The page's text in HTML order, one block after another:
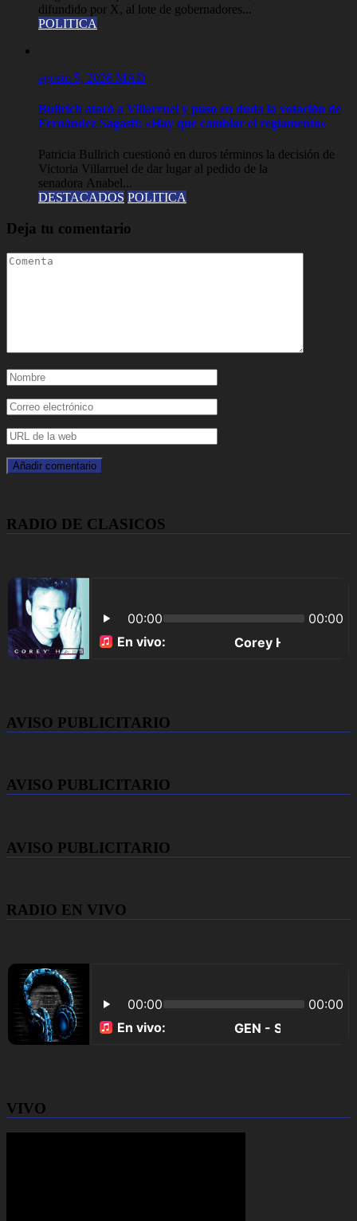
difundido por X, al lote de gobernadores...
POLITICA
agosto 5, 2026 MAD
Bullrich atacó a Villarruel y puso en duda la votación de
Fernández Sagasti: «Hay que cambiar el reglamento»
Patricia Bullrich cuestionó en duros términos la decisión de
Victoria Villarruel de dar lugar al pedido de la
senadora Anabel...
DESTACADOS POLITICA
Deja tu comentario
RADIO DE CLASICOS
AVISO PUBLICITARIO
AVISO PUBLICITARIO
AVISO PUBLICITARIO
RADIO EN VIVO
VIVO